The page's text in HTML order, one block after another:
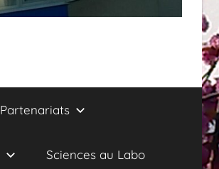
Partenariats
Sciences au Labo